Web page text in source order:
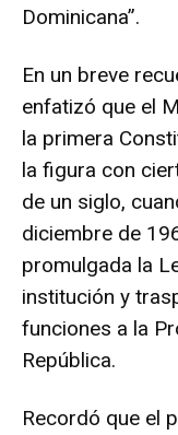
Dominicana”.
En un breve
enfatizó que el
la primera
la figura con
de un siglo,
diciembre de
promulgada la
institución y
funciones a la
República.
Recordó que el